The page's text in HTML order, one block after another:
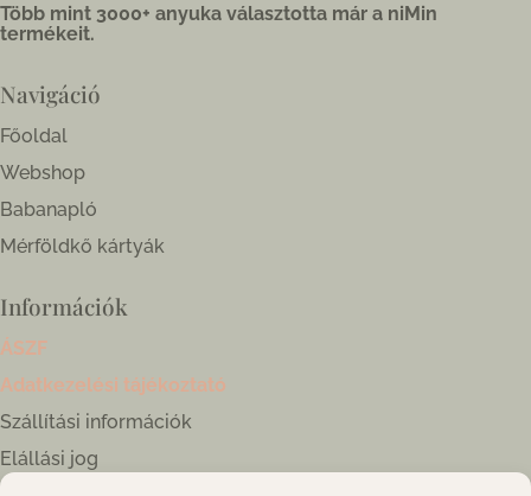
Több mint 3000+ anyuka választotta már a niMin
termékeit.
Navigáció
Főoldal
Webshop
Babanapló
Mérföldkő kártyák
Információk
ÁSZF
Adatkezelési tájékoztató
Szállítási információk
Elállási jog